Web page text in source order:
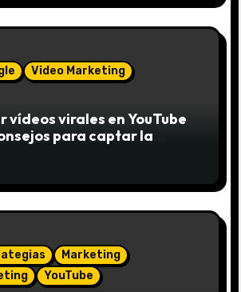
Video Marketing
vídeos virales en YouTube
para captar la
una comunidad en
Marketing
YouTube